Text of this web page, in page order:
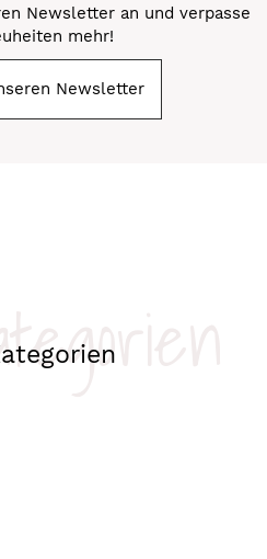
Newsletter an und verpasse
mehr!
Newsletter